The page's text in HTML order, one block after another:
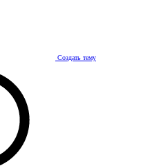
Создать тему